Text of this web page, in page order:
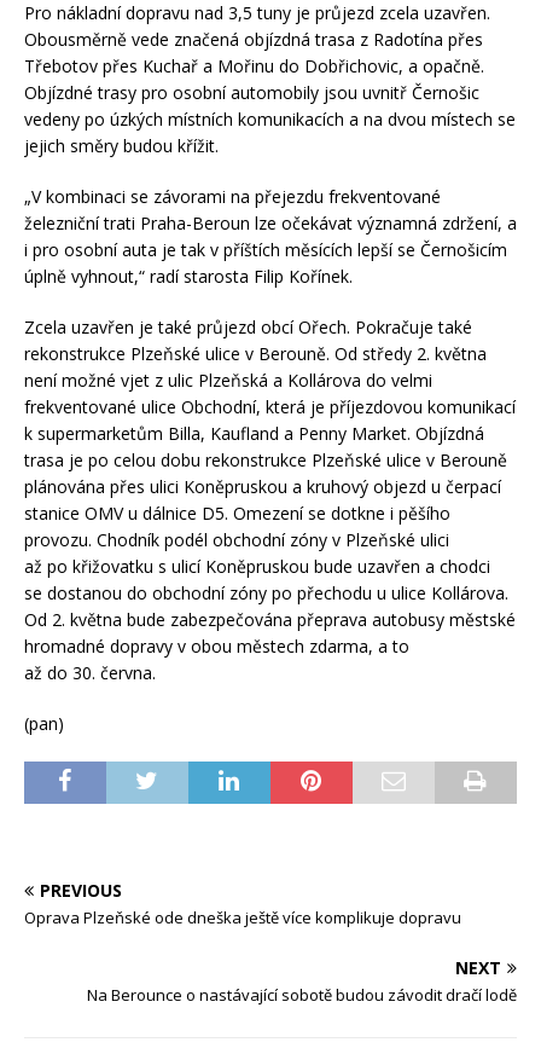
Pro nákladní dopravu nad 3,5 tuny je průjezd zcela uzavřen.
Obousměrně vede značená objízdná trasa z Radotína přes
Třebotov přes Kuchař a Mořinu do Dobřichovic, a opačně.
Objízdné trasy pro osobní automobily jsou uvnitř Černošic
vedeny po úzkých místních komunikacích a na dvou místech se
jejich směry budou křížit.
„V kombinaci se závorami na přejezdu frekventované
železniční trati Praha-Beroun lze očekávat významná zdržení, a
i pro osobní auta je tak v příštích měsících lepší se Černošicím
úplně vyhnout,“ radí starosta Filip Kořínek.
Zcela uzavřen je také průjezd obcí Ořech. Pokračuje také
rekonstrukce Plzeňské ulice v Berouně. Od středy 2. května
není možné vjet z ulic Plzeňská a Kollárova do velmi
frekventované ulice Obchodní, která je příjezdovou komunikací
k supermarketům Billa, Kaufland a Penny Market. Objízdná
trasa je po celou dobu rekonstrukce Plzeňské ulice v Berouně
plánována přes ulici Koněpruskou a kruhový objezd u čerpací
stanice OMV u dálnice D5. Omezení se dotkne i pěšího
provozu. Chodník podél obchodní zóny v Plzeňské ulici
až po křižovatku s ulicí Koněpruskou bude uzavřen a chodci
se dostanou do obchodní zóny po přechodu u ulice Kollárova.
Od 2. května bude zabezpečována přeprava autobusy městské
hromadné dopravy v obou městech zdarma, a to
až do 30. června.
(pan)
PREVIOUS
Oprava Plzeňské ode dneška ještě více komplikuje dopravu
NEXT
Na Berounce o nastávající sobotě budou závodit dračí lodě